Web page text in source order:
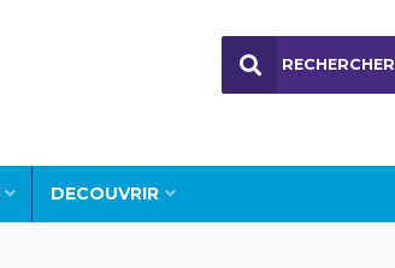
DECOUVRIR
RECHERCHER